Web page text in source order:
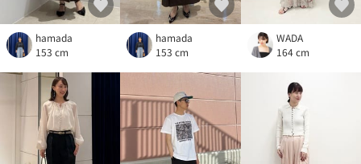
hamada
153 cm
hamada
153 cm
WADA
164 cm